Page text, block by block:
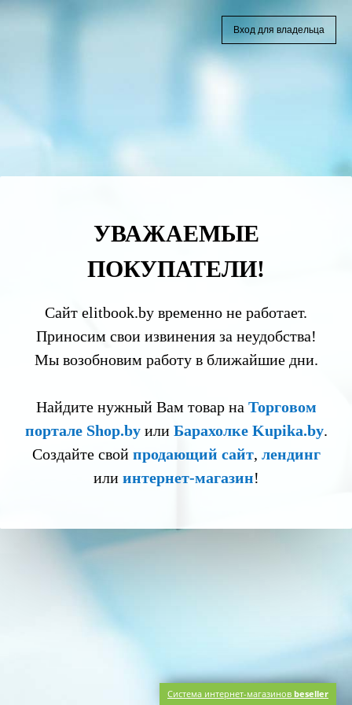
УВАЖАЕМЫЕ
ПОКУПАТЕЛИ!
Сайт elitbook.by временно не работает.
Приносим свои извинения за неудобства!
Мы возобновим работу в ближайшие дни.
Найдите нужный Вам товар на Торговом
портале Shop.byили Барахолке Kupika.by.
Создайте свой продающий сайт, лендинг
или интернет-магазин!
Вход для владельца
Система интернет-магазинов beseller